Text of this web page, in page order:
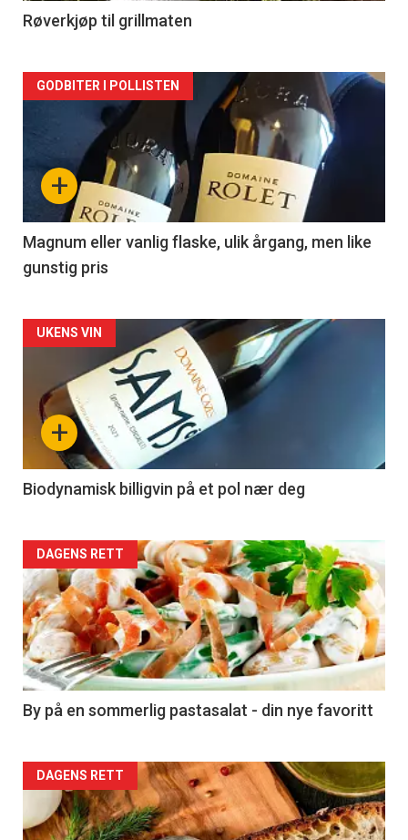
2
Røverkjøp til grillmaten
Forsiden
akkurat
nå
3
+
GODBITER I POLLISTEN
Magnum eller vanlig flaske, ulik årgang, men like
gunstig pris
Forsiden
akkurat
nå
4
+
UKENS VIN
Biodynamisk billigvin på et pol nær deg
Forsiden
akkurat
nå
-
5
DAGENS RETT
By på en sommerlig pastasalat - din nye favoritt
Forsiden
akkurat
DAGENS RETT